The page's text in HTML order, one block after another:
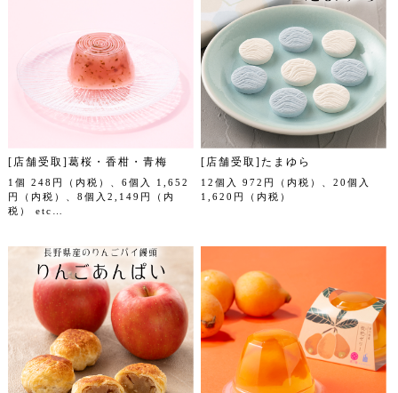
[店舗受取]葛桜・香柑・青梅
1個 248円（内税）、6個入 1,652
円（内税）、8個入2,149円（内
税） etc…
[店舗受取]たまゆら
12個入 972円（内税）、20個入
1,620円（内税）